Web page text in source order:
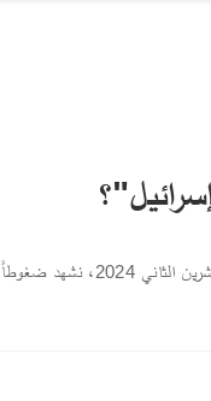
كتبت الدكتورة عبادة كسر/ الحقول ـ بيروت : بعد "اتفاق" وقف إطلاق النار في 27 تشرين الثاني 2024، نشهد ضغوطاً